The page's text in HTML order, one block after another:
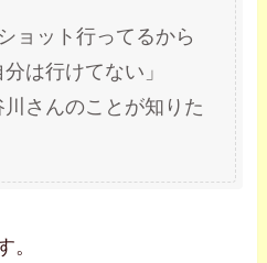
ョット行ってるから
は行けてない」
川さんのことが知りた
。